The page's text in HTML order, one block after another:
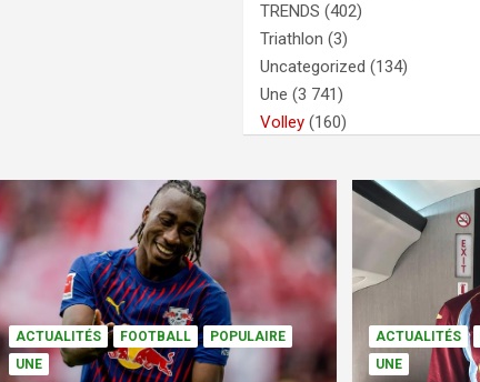
TRENDS (402)
Triathlon (3)
Uncategorized (134)
Une (3 741)
Volley (160)
ACTUALITÉS FOOTBALL
POPULAIRE
UNE
ACTUALITÉS
UNE